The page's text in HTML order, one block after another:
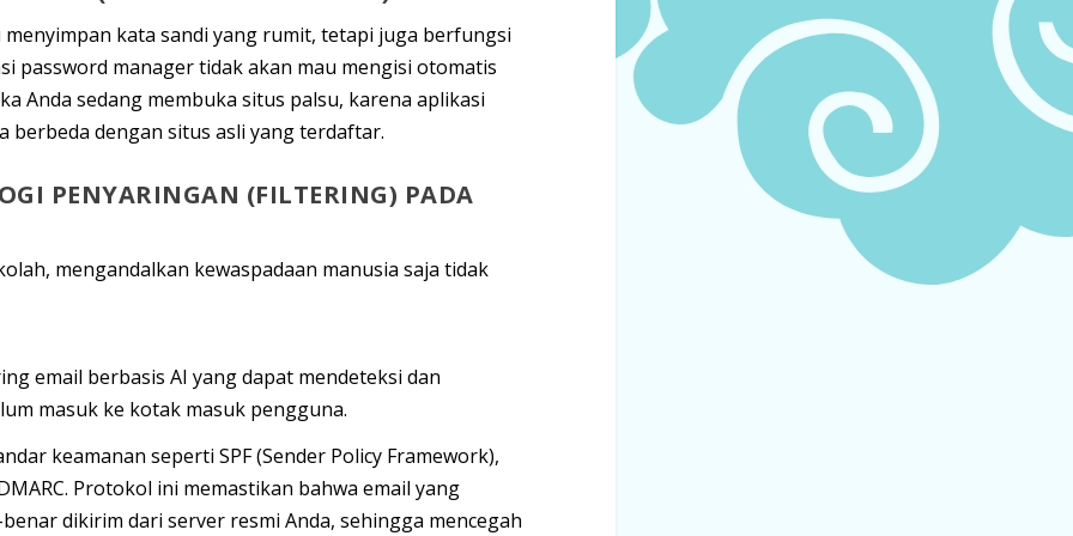
kata sandi yang rumit, tetapi juga berfungsi
password managertidak akan mau mengisi otomatis
Anda sedang membuka situs palsu, karena aplikasi
berbeda dengan situs asli yang terdaftar.
PENYARINGAN (FILTERING) PADA
mengandalkan kewaspadaan manusia saja tidak
email berbasis AI yang dapat mendeteksi dan
masuk ke kotak masuk pengguna.
keamanan sepertiSPF (Sender Policy Framework),
. Protokol ini memastikan bahwa email yang
dikirim dari server resmi Anda, sehingga mencegah